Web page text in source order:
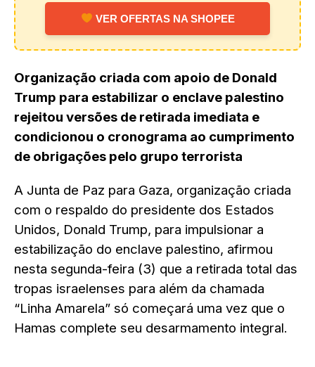
VER OFERTAS NA SHOPEE
Organização criada com apoio de Donald
Trump para estabilizar o enclave palestino
rejeitou versões de retirada imediata e
condicionou o cronograma ao cumprimento
de obrigações pelo grupo terrorista
A Junta de Paz para Gaza, organização criada
com o respaldo do presidente dos Estados
Unidos, Donald Trump, para impulsionar a
estabilização do enclave palestino, afirmou
nesta segunda-feira (3) que a retirada total das
tropas israelenses para além da chamada
“Linha Amarela” só começará uma vez que o
Hamas complete seu desarmamento integral.